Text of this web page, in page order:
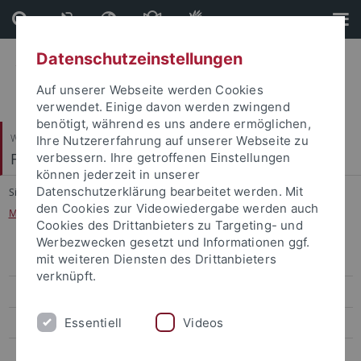
Direkt
zum
Inhalt
Direkt
zur
Fußleiste
Wirtschafts- und Sozialwissenschaftliche Fakultät
Fachbereich Wirtschaftswissenschaft
Sie sind hier: Startseite
...
M.Sc. European Economics with Aix-Marseille
Bachelor
M.Sc. Accounting and Finance
Datenschutzeinstellungen
Auf unserer Webseite werden Cookies
verwendet. Einige davon werden zwingend
benötigt, während es uns andere ermöglichen,
Ihre Nutzererfahrung auf unserer Webseite zu
verbessern. Ihre getroffenen Einstellungen
können jederzeit in unserer
Datenschutzerklärung bearbeitet werden. Mit
den Cookies zur Videowiedergabe werden auch
Cookies des Drittanbieters zu Targeting- und
Werbezwecken gesetzt und Informationen ggf.
mit weiteren Diensten des Drittanbieters
verknüpft.
Essentiell Videos